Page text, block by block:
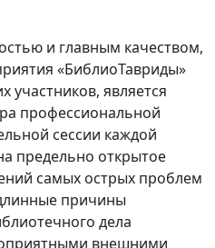
и главным качеством,
«БиблиоТавриды»
участников, является
профессиональной
сессии каждой
предельно открытое
самых острых проблем
причины
дела
внешними